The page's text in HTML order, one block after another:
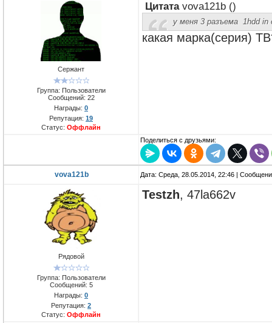
Сержант
Группа: Пользователи
Сообщений: 22
Награды: 0
Репутация: 19
Статус: Оффлайн
Цитата vova121b ()
у меня 3 разъема 1hdd in
какая марка(серия)
Поделиться с друзьями:
vova121b Дата: Среда, 28.05.2014, 22:46 |
Рядовой
Группа: Пользователи
Сообщений: 5
Награды: 0
Репутация: 2
Статус: Оффлайн
Testzh, 47la662v